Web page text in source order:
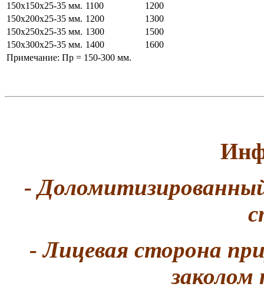
150х150х25-35 мм. 1100
1200
150х200х25-35 мм. 1200
1300
150х250х25-35 мм. 1300
1500
150х300х25-35 мм. 1400
1600
Примечание: Пр = 150-300 мм.
-
- Лицевая сторона
заколом